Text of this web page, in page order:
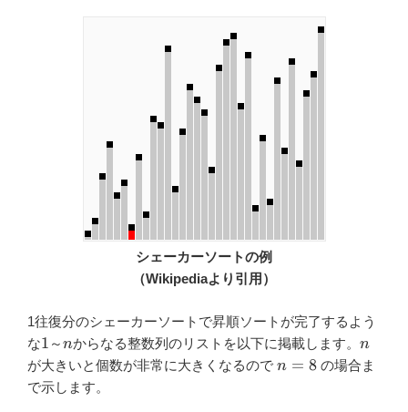
シェーカーソートの例
（Wikipediaより引用）
1往復分のシェーカーソートで昇順ソートが完了するよう
な1
1 ～n
nからなる整数列のリストを以下に掲載します。 n
n
が大きいと個数が非常に大きくなるので n=8
n = 8 の場合ま
で示します。